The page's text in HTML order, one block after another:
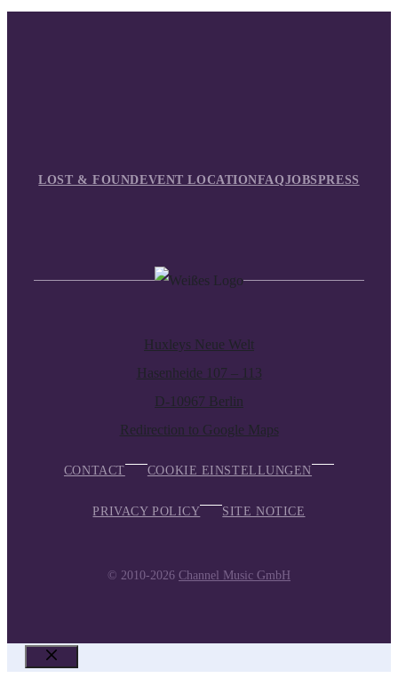
LOST & FOUNDEVENT LOCATIONFAQJOBSPRESS
Huxleys Neue Welt
Hasenheide 107 – 113
D-10967 Berlin
Redirection to Google Maps
CONTACT COOKIE EINSTELLUNGEN
PRIVACY POLICY SITE NOTICE
© 2010-2026 Channel Music GmbH
CLOSE